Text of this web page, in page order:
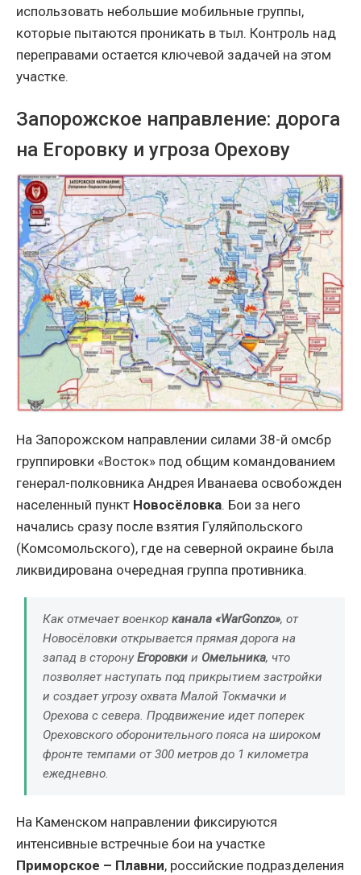
использовать небольшие мобильные группы,
которые пытаются проникать в тыл. Контроль над
переправами остается ключевой задачей на этом
участке.
Запорожское направление: дорога
на Егоровку и угроза Орехову
На Запорожском направлении силами 38-й омсбр
группировки «Восток» под общим командованием
генерал-полковника Андрея Иванаева освобожден
населенный пункт Новосёловка. Бои за него
начались сразу после взятия Гуляйпольского
(Комсомольского), где на северной окраине была
ликвидирована очередная группа противника.
Как отмечает военкор канала «WarGonzo», от
Новосёловки открывается прямая дорога на
запад в сторонуЕгоровки и Омельника, что
позволяет наступать под прикрытием застройки
и создает угрозу охвата Малой Токмачки и
Орехова с севера. Продвижение идет поперек
Ореховского оборонительного пояса на широком
фронте темпами от 300 метров до 1 километра
ежедневно.
На Каменском направлении фиксируются
интенсивные встречные бои на участке
Приморское – Плавни, российские подразделения